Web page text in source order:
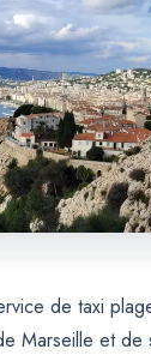
de taxi
Marseille et de